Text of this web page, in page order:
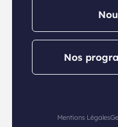
Nos
Mentions Légales